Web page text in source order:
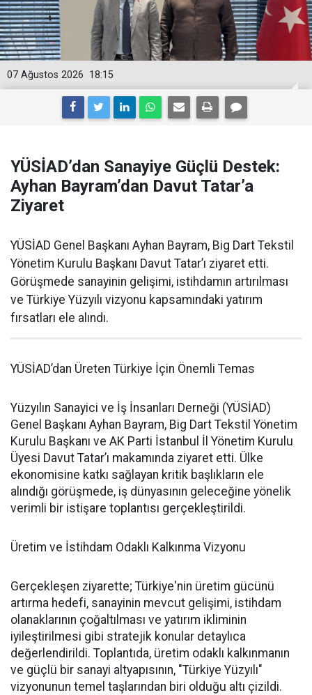
18:15
07 Ağustos 2026
YÜSİAD’dan Sanayiye Güçlü Destek:
Ayhan Bayram’dan Davut Tatar’a
Ziyaret
YÜSİAD Genel Başkanı Ayhan Bayram, Big Dart Tekstil
Yönetim Kurulu Başkanı Davut Tatar’ı ziyaret etti.
Görüşmede sanayinin gelişimi, istihdamın artırılması
ve Türkiye Yüzyılı vizyonu kapsamındaki yatırım
fırsatları ele alındı.
YÜSİAD’dan Üreten Türkiye İçin Önemli Temas
Yüzyılın Sanayici ve İş İnsanları Derneği (YÜSİAD)
Genel Başkanı Ayhan Bayram, Big Dart Tekstil Yönetim
Kurulu Başkanı ve AK Parti İstanbul İl Yönetim Kurulu
Üyesi Davut Tatar’ı makamında ziyaret etti. Ülke
ekonomisine katkı sağlayan kritik başlıkların ele
alındığı görüşmede, iş dünyasının geleceğine yönelik
verimli bir istişare toplantısı gerçekleştirildi.
Üretim ve İstihdam Odaklı Kalkınma Vizyonu
Gerçekleşen ziyarette; Türkiye'nin üretim gücünü
artırma hedefi, sanayinin mevcut gelişimi, istihdam
olanaklarının çoğaltılması ve yatırım ikliminin
iyileştirilmesi gibi stratejik konular detaylıca
değerlendirildi. Toplantıda, üretim odaklı kalkınmanın
ve güçlü bir sanayi altyapısının, "Türkiye Yüzyılı"
vizyonunun temel taşlarından biri olduğu altı çizildi.